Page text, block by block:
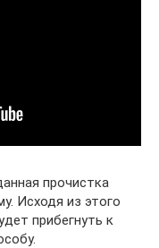
прочистка
Исходя из этого
прибегнуть к